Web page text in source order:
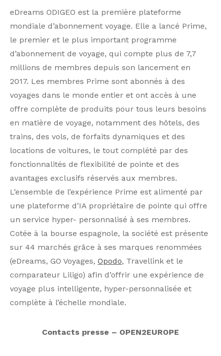
eDreams ODIGEO est la première plateforme
mondiale d’abonnement voyage. Elle a lancé Prime,
le premier et le plus important programme
d’abonnement de voyage, qui compte plus de 7,7
millions de membres depuis son lancement en
2017. Les membres Prime sont abonnés à des
voyages dans le monde entier et ont accès à une
offre complète de produits pour tous leurs besoins
en matière de voyage, notamment des hôtels, des
trains, des vols, de forfaits dynamiques et des
locations de voitures, le tout complété par des
fonctionnalités de flexibilité de pointe et des
avantages exclusifs réservés aux membres.
L’ensemble de l’expérience Prime est alimenté par
une plateforme d’IA propriétaire de pointe qui offre
un service hyper- personnalisé à ses membres.
Cotée à la bourse espagnole, la société est présente
sur 44 marchés grâce à ses marques renommées
(eDreams, GO Voyages, Opodo, Travellink et le
comparateur Liligo) afin d’offrir une expérience de
voyage plus intelligente, hyper-personnalisée et
complète à l’échelle mondiale.
Contacts presse – OPEN2EUROPE